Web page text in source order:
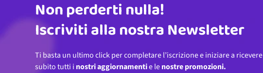
Indirizzo email
Non perderti nulla!
Iscriviti alla nostra Newsletter
Ti basta un ultimo click per completare l’iscrizione e iniziare a ricevere
subito tutti i nostri aggiornamentie lenostre promozioni.